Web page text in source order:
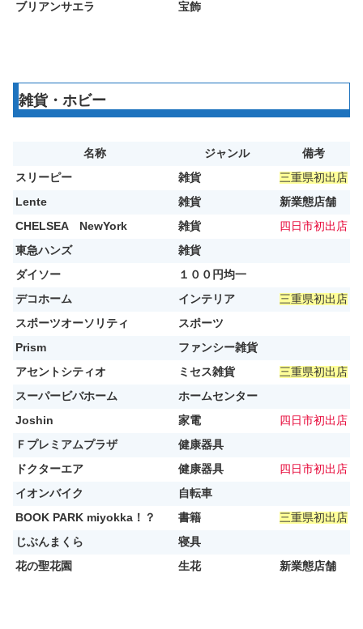
ブリアンサエラ
宝飾
雑貨・ホビー
名称 ジャンル
備考
スリーピー
雑貨
三重県初出店
Lente
雑貨
新業態店舗
CHELSEA NewYork
雑貨
四日市初出店
東急ハンズ
雑貨
ダイソー
１００円均一
デコホーム
インテリア
三重県初出店
スポーツオーソリティ
スポーツ
Prism
ファンシー雑貨
アセントシティオ
ミセス雑貨
三重県初出店
スーパービバホーム
ホームセンター
Joshin
家電
四日市初出店
Ｆプレミアムプラザ
健康器具
ドクターエア
健康器具
四日市初出店
イオンバイク
自転車
BOOK PARK miyokka！？
書籍
三重県初出店
じぶんまくら
寝具
花の聖花園
生花 新業態店舗